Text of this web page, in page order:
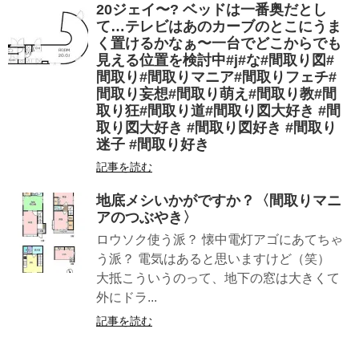
20ジェイ〜? ベッドは一番奥だとし
て…テレビはあのカーブのとこにうま
く置けるかなぁ〜一台でどこからでも
見える位置を検討中#j#な#間取り図#
間取り#間取りマニア#間取りフェチ#
間取り妄想#間取り萌え#間取り教#間
取り狂#間取り道#間取り図大好き #間
取り図大好き #間取り図好き #間取り
迷子 #間取り好き
記事を読む
地底メシいかがですか？〈間取りマニ
アのつぶやき〉
ロウソク使う派？ 懐中電灯アゴにあてちゃ
う派？ 電気はあると思いますけど（笑）
大抵こういうのって、地下の窓は大きくて
外にドラ...
記事を読む